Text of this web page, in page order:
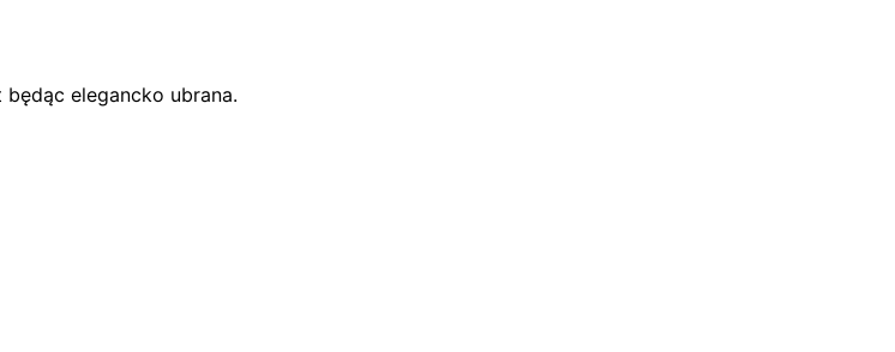
elegancko ubrana.